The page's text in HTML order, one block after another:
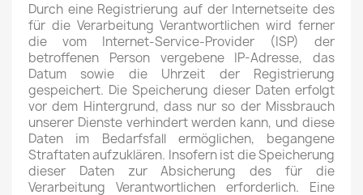
Durch eine Registrierung auf der Internetseite des
für die Verarbeitung Verantwortlichen wird ferner
die vom Internet-Service-Provider (ISP) der
betroffenen Person vergebene IP-Adresse, das
Datum sowie die Uhrzeit der Registrierung
gespeichert. Die Speicherung dieser Daten erfolgt
vor dem Hintergrund, dass nur so der Missbrauch
unserer Dienste verhindert werden kann, und diese
Daten im Bedarfsfall ermöglichen, begangene
Straftaten aufzuklären. Insofern ist die Speicherung
dieser Daten zur Absicherung des für die
Verarbeitung Verantwortlichen erforderlich. Eine